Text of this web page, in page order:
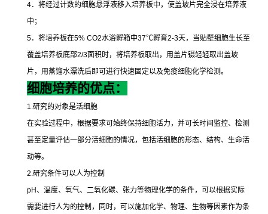
4．将经过计数的细胞悬浮液移入培养板中，使盖玻片完全浸在培养液
中；
5．将培养板在5% CO2水浴孵箱中37℃孵育2-3天，当贴壁细胞生长至
覆盖培养板底部2/3面积时，将培养板取出，用盖片镊轻轻取出盖玻
片，用蒸馏水漂洗后即可进行快速固定以及免疫细胞化学检测。
细胞培养的优点：
1.研究的对象是活细胞
在实验过程中，根据要求可始终保持细胞活力，并可长时间监控、检测
甚至定量评估一部分活细胞的情况，包括活细胞的形态、结构、生命活
动等。
2.研究条件可以人为控制
pH、温度、氧气、二氧化碳、张力等物理化学的条件，可以根据实际
需要进行人为的控制，同时，可以施加化学、物理、生物等因素作为条